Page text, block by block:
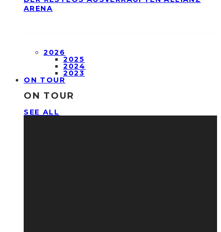
ARENA
2026
2025
2024
2023
ON TOUR
ON TOUR
SEE ALL